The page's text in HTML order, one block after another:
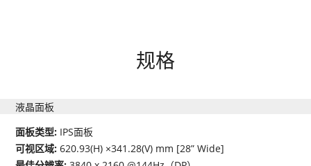
规格
液晶面板
面板类型: IPS面板
可视区域:620.93(H) ×341.28(V) mm [28” Wide]